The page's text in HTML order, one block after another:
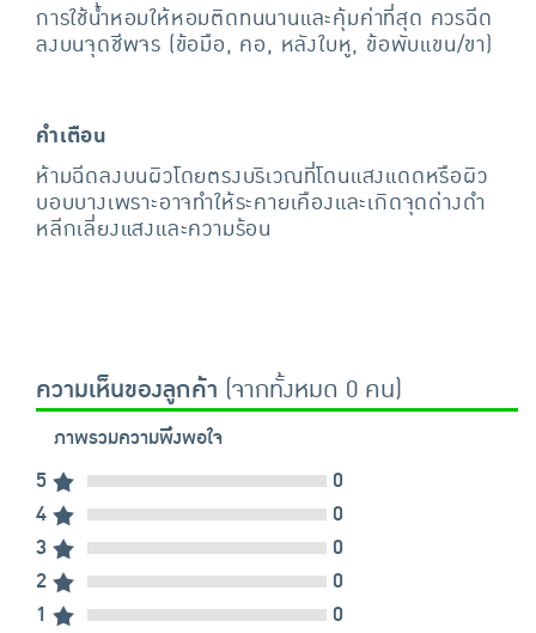
การใช้น้ำหอมให้หอมติดทนนานและคุ้มค่าที่สุด ควรฉีด
ลงบนจุดชีพจร (ข้อมือ, คอ, หลังใบหู, ข้อพับแขน/ขา)
คำเตือน
ห้ามฉีดลงบนผิวโดยตรงบริเวณที่โดนแสงแดดหรือผิว
บอบบางเพราะอาจทำให้ระคายเคืองและเกิดจุดด่างดำ
หลีกเลี่ยงแสงและความร้อน
ความเห็นของลูกค้า (จากทั้งหมด 0 คน)
ภาพรวมความพึงพอใจ
5
0
4
0
3
0
2
0
1
0